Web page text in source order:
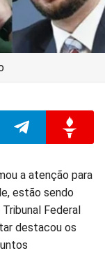
no
no
a atenção para
estão sendo
Federal
destacou os